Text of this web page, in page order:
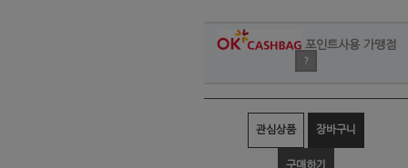
포인트사용 가맹점
?
관심상품 장바구니
구매하기